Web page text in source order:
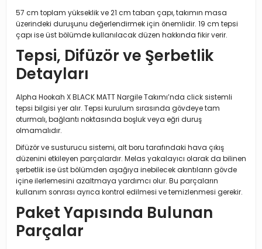
57 cm toplam yükseklik ve 21 cm taban çapı, takımın masa
üzerindeki duruşunu değerlendirmek için önemlidir. 19 cm tepsi
çapı ise üst bölümde kullanılacak düzen hakkında fikir verir.
Tepsi, Difüzör ve Şerbetlik
Detayları
Alpha Hookah X BLACK MATT Nargile Takımı’nda click sistemli
tepsi bilgisi yer alır. Tepsi kurulum sırasında gövdeye tam
oturmalı, bağlantı noktasında boşluk veya eğri duruş
olmamalıdır.
Difüzör ve susturucu sistemi, alt boru tarafındaki hava çıkış
düzenini etkileyen parçalardır. Melas yakalayıcı olarak da bilinen
şerbetlik ise üst bölümden aşağıya inebilecek akıntıların gövde
içine ilerlemesini azaltmaya yardımcı olur. Bu parçaların
kullanım sonrası ayrıca kontrol edilmesi ve temizlenmesi gerekir.
Paket Yapısında Bulunan
Parçalar